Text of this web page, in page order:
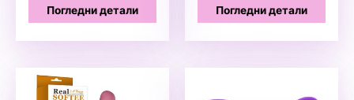
Погледни детали Погледни детали